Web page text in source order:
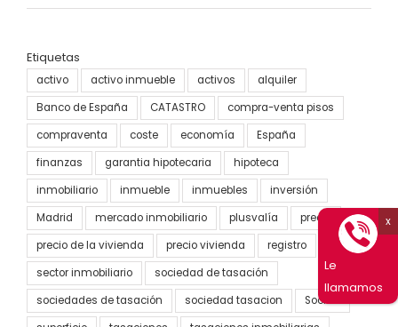
Etiquetas
activo activo inmueble activos
alquiler
Banco de España
CATASTRO
compra-venta pisos
compraventa
coste economía
España
finanzas
garantia hipotecaria
hipoteca
inmobiliario
inmueble inmuebles
inversión
Madrid
mercado inmobiliario plusvalía
precio
precio de la vivienda
precio vivienda
registro
sector inmobiliario
sociedad de tasación
sociedades de tasación
sociedad tasacion
Socimi
Le
llamamos